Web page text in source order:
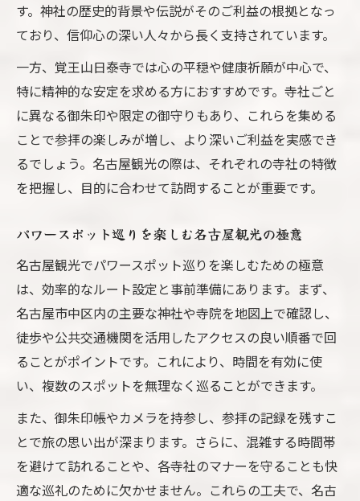
す。神社の歴史的背景や伝説がそのご利益の根拠となっ
ており、信仰心の深い人々から長く支持されています。
一方、覚王山日泰寺では心の平穏や健康祈願が中心で、
特に精神的な安定を求める方におすすめです。寺社ごと
に異なる御朱印や限定の御守りもあり、これらを集める
ことで参拝の楽しみが増し、より深いご利益を実感でき
るでしょう。名古屋観光の際は、それぞれの寺社の特徴
を把握し、目的に合わせて訪問することが重要です。
パワースポット巡りを楽しむ名古屋観光の極意
名古屋観光でパワースポット巡りを楽しむための極意
は、効率的なルート設定と事前準備にあります。まず、
名古屋市中区内の主要な神社や寺院を地図上で確認し、
徒歩や公共交通機関を活用したアクセスの良い順番で回
ることがポイントです。これにより、時間を有効に使
い、複数のスポットを無理なく巡ることができます。
また、御朱印帳やカメラを持参し、参拝の記録を残すこ
とで旅の思い出が深まります。さらに、混雑する時間帯
を避けて訪れることや、各寺社のマナーを守ることも快
適な巡礼のために欠かせません。これらの工夫で、名古